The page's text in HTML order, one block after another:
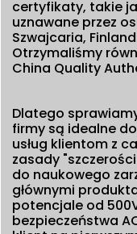
certyfikaty, takie
uznawane przez
Szwajcaria,
Otrzymaliśmy
China Quality
Dlatego
firmy są idealne
usług klientom z
zasady
do naukowego
głównymi
potencjale od
bezpieczeństwa